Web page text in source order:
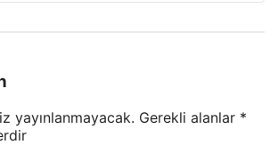
yayınlanmayacak. Gerekli alanlar *